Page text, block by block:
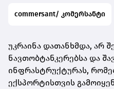
commersant/ კომერსანტი
უკრაინა დათანხმდა, არ
ნავთობტანკერებსა და
ინფრასტრუქტურას,
ექსპორტისთვის